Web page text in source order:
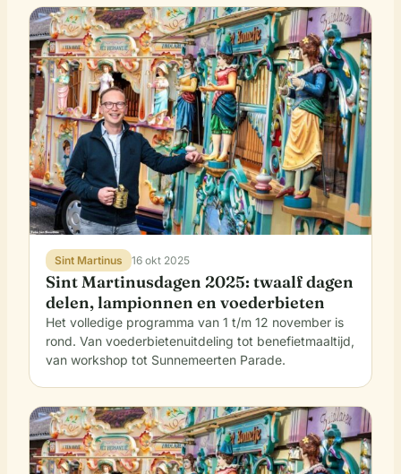
Sint Martinus 16 okt 2025
Sint Martinusdagen 2025: twaalf dagen
delen, lampionnen en voederbieten
Het volledige programma van 1 t/m 12 november is
rond. Van voederbietenuitdeling tot benefietmaaltijd,
van workshop tot Sunnemeerten Parade.